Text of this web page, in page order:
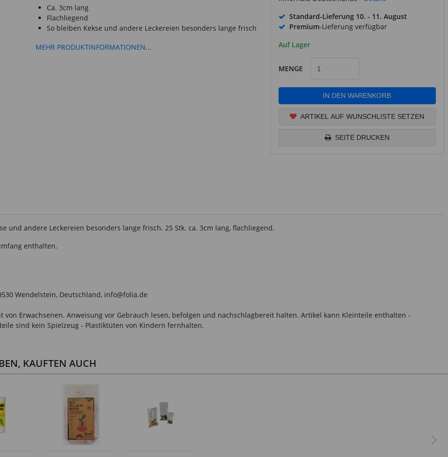
Ca. 3cm lang
Flachliegend
So bleiben Kekse und andere Leckereien besonders lange frisch
MEHR PRODUKTINFORMATIONEN...
Standard-Lieferung 10. - 11. August
Premium-Lieferung verfügbar
Auf Lager
MENGE
IN DEN WARENKORB
ARTIKEL AUF WUNSCHLISTE SETZEN
SEITE DRUCKEN
und andere Leckereien besonders lange frisch. 25 Stk. ca. 3cm lang, flachliegend.
enthalten.
Wendelstein, Deutschland, info@folia.de
Erwachsenen. Anweisung vor Gebrauch lesen, befolgen und nachschlagbereit halten. Artikel kann Kleinteile enthalten -
sind kein Spielzeug - Plastiktüten von Kindern fernhalten.
KAUFTEN AUCH